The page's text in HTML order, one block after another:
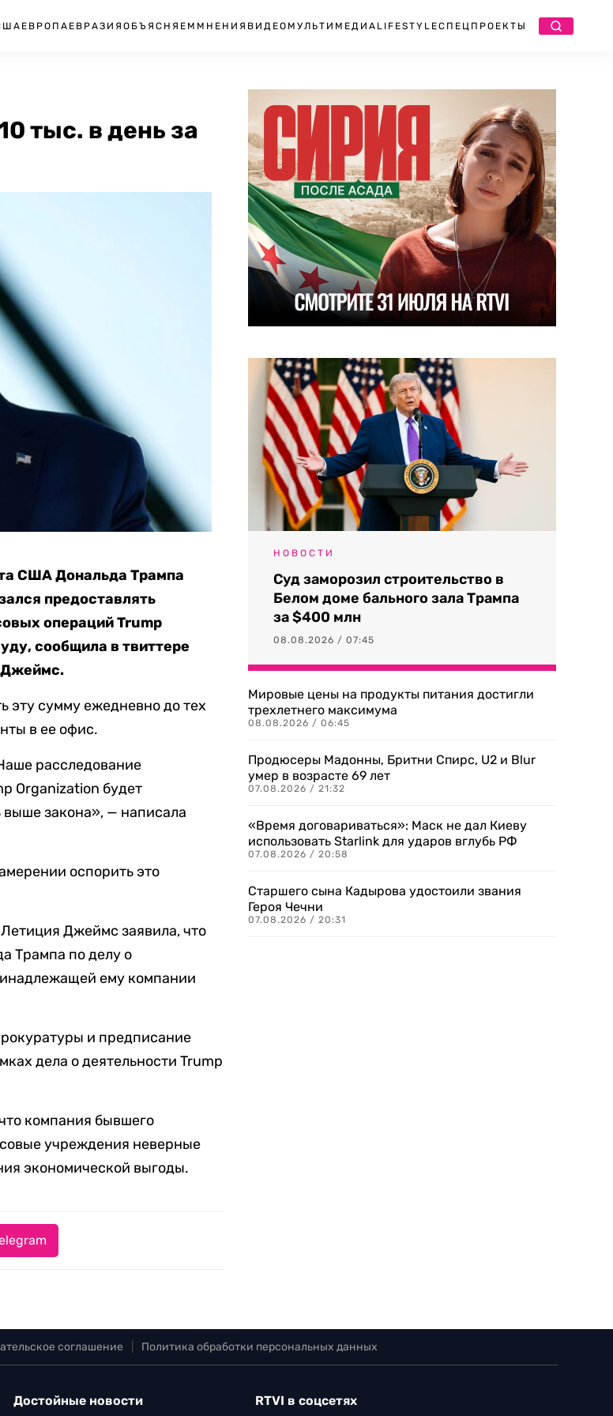
ЕВРОПА ЕВРАЗИЯ ОБЪЯСНЯЕМ МНЕНИЯ ВИДЕО МУЛЬТИМЕДИА LIFESTYLEСПЕЦПРОЕКТЫ
тыс. в день за
США Дональда Трампа
предоставлять
операций Trump
сообщила в твиттере
Джеймс.
эту сумму ежедневно до тех
в ее офис.
расследование
Organization будет
выше закона», — написала
оспорить это
Джеймс заявила, что
Трампа по делу о
ему компании
и предписание
дела о деятельности Trump
компания бывшего
учреждения неверные
экономической выгоды.
НОВОСТИ
Суд заморозил строительство в
Белом доме бального зала Трампа
за $400 млн
08.08.2026 / 07:45
Мировые цены на продукты питания достигли
трехлетнего максимума
08.08.2026 / 06:45
Продюсеры Мадонны, Бритни Спирс, U2 и Blur
умер в возрасте 69 лет
07.08.2026 / 21:32
«Время договариваться»: Маск не дал Киеву
использовать Starlink для ударов вглубь РФ
07.08.2026 / 20:58
Старшего сына Кадырова удостоили звания
Героя Чечни
07.08.2026 / 20:31
соглашение Политика обработки персональных данных
Достойные новости RTVI в соцсетях